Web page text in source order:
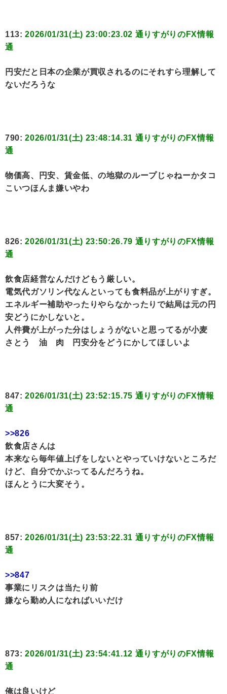
113:2026/01/31(土) 23:00:23.02 通りすがりのFX情報
通
円安だと日本の企業が買収されるのにそれすら理解して
ないだろうな
790:2026/01/31(土) 23:48:14.31 通りすがりのFX情報
通
物価高、円安、賃金低、の地獄のループじゃねーかタコ
こいつほんま嫌いやわ
826:2026/01/31(土) 23:50:26.79 通りすがりのFX情報
通
飲食店経営なんだけどもう厳しい。
電気代ガソリン代なんといっても食料品が上がりすぎ。
エネルギー補助やったりやらなかったりで結局は元の円
安どうにかしないと。
人件費が上がった分はしょうがないと思ってるが小麦
さとう 油 肉 円安分をどうにかしてほしいよ
847:2026/01/31(土) 23:52:15.75 通りすがりのFX情報
通
>>826
飲食店さんは
本来なら毎年値上げをしないとやっていけないところだ
けど、自分でかぶってるんだろうね。
ほんとうに大変そう。
857:2026/01/31(土) 23:53:22.31 通りすがりのFX情報
通
>>847
事業にリスクは当たり前
嫌なら勤め人になればいいだけ
873:2026/01/31(土) 23:54:41.12 通りすがりのFX情報
通
俺は良いけど